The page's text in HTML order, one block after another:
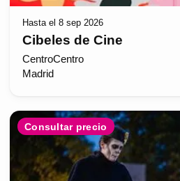
Hasta el 8 sep 2026
Cibeles de Cine
CentroCentro
Madrid
Consultar precio